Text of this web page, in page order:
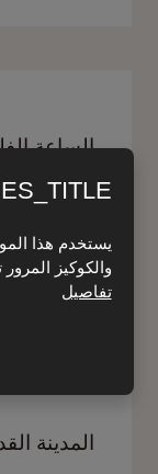
الساعة
تقع في ساحة
يتجمع
يحدث كل
المدينة
يستخدم هذا
والكوكيز
تفاصيل